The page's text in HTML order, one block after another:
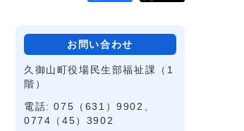
お問い合わせ
久御山町役場民生部福祉課（1
階）
電話: 075（631）9902、
0774（45）3902